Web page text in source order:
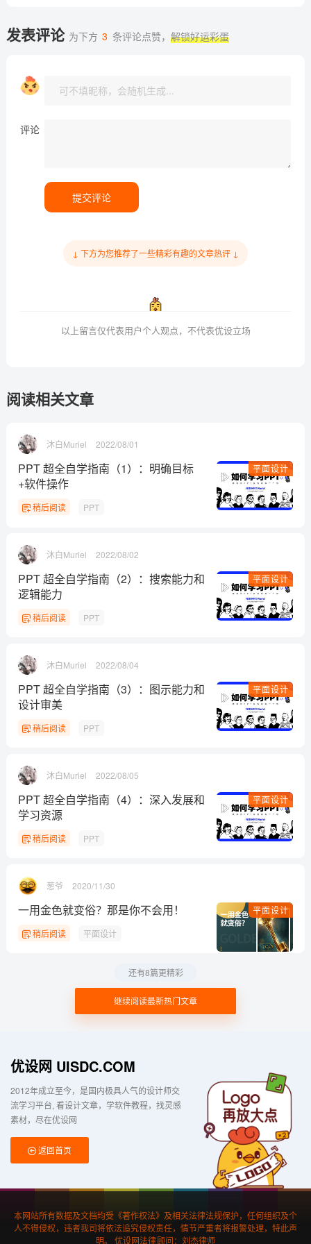
发表评论 为下方 3 条评论点赞，解锁好运彩蛋
评论
提交评论
↓ 下方为您推荐了一些精彩有趣的文章热评 ↓
以上留言仅代表用户个人观点，不代表优设立场
阅读相关文章
沐白Muriel 2022/08/01
平面设计
PPT 超全自学指南（1）：明确目标
+软件操作
稍后阅读 PPT
沐白Muriel 2022/08/02
平面设计
PPT 超全自学指南（2）：搜索能力和
逻辑能力
稍后阅读 PPT
沐白Muriel 2022/08/04
平面设计
PPT 超全自学指南（3）：图示能力和
设计审美
稍后阅读 PPT
沐白Muriel 2022/08/05
平面设计
PPT 超全自学指南（4）：深入发展和
学习资源
稍后阅读 PPT
葱爷 2020/11/30
平面设计
一用金色就变俗？那是你不会用！
稍后阅读 平面设计
继续阅读最新热门文章
还有8篇更精彩
优设网 UISDC.COM
2012年成立至今，是国内极具人气的设计师交
流学习平台 看设计文章，学软件教程，找灵感
素材，尽在优设网
返回首页
本网站所有数据及文档均受《著作权法》及相关法律法规保护，任何组织及个
人不得侵权，违者我司将依法追究侵权责任，情节严重者将报警处理，特此声
明。 优设网法律顾问：刘杰律师